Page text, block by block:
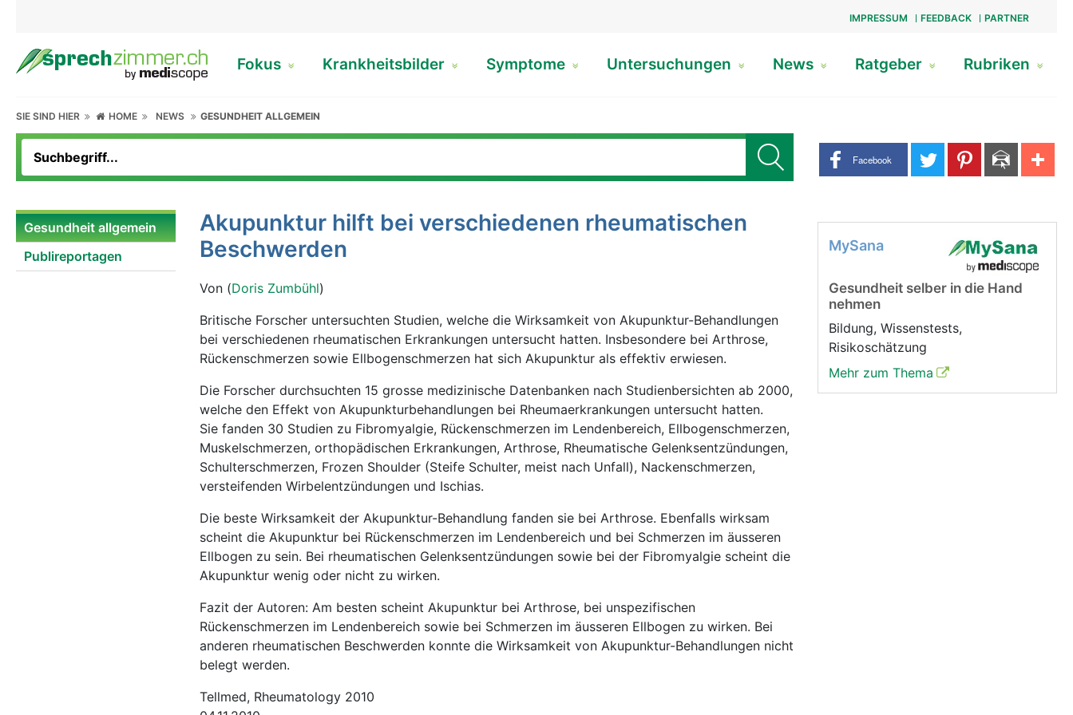
IMPRESSUM FEEDBACK PARTNER
Fokus Krankheitsbilder Symptome Untersuchungen News Ratgeber Rubriken
SIE SIND HIER HOME NEWS GESUNDHEIT ALLGEMEIN
Share buttons
Facebook
Gesundheit allgemein
Publireportagen
Akupunktur hilft bei verschiedenen rheumatischen
Beschwerden
Von (Doris Zumbühl)
Britische Forscher untersuchten Studien, welche die Wirksamkeit von Akupunktur-Behandlungen
bei verschiedenen rheumatischen Erkrankungen untersucht hatten. Insbesondere bei Arthrose,
Rückenschmerzen sowie Ellbogenschmerzen hat sich Akupunktur als effektiv erwiesen.
Die Forscher durchsuchten 15 grosse medizinische Datenbanken nach Studienbersichten ab 2000,
welche den Effekt von Akupunkturbehandlungen bei Rheumaerkrankungen untersucht hatten.
Sie fanden 30 Studien zu Fibromyalgie, Rückenschmerzen im Lendenbereich, Ellbogenschmerzen,
Muskelschmerzen, orthopädischen Erkrankungen, Arthrose, Rheumatische Gelenksentzündungen,
Schulterschmerzen, Frozen Shoulder (Steife Schulter, meist nach Unfall), Nackenschmerzen,
versteifenden Wirbelentzündungen und Ischias.
Die beste Wirksamkeit der Akupunktur-Behandlung fanden sie bei Arthrose. Ebenfalls wirksam
scheint die Akupunktur bei Rückenschmerzen im Lendenbereich und bei Schmerzen im äusseren
Ellbogen zu sein. Bei rheumatischen Gelenksentzündungen sowie bei der Fibromyalgie scheint die
Akupunktur wenig oder nicht zu wirken.
Fazit der Autoren: Am besten scheint Akupunktur bei Arthrose, bei unspezifischen
Rückenschmerzen im Lendenbereich sowie bei Schmerzen im äusseren Ellbogen zu wirken. Bei
anderen rheumatischen Beschwerden konnte die Wirksamkeit von Akupunktur-Behandlungen nicht
belegt werden.
Tellmed, Rheumatology 2010
MySana
Gesundheit selber in die Hand
nehmen
Bildung, Wissenstests,
Risikoschätzung
Mehr zum Thema